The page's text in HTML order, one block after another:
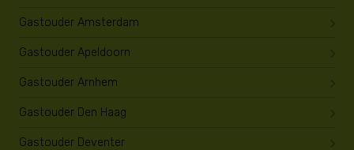
Gastouder Amsterdam
Gastouder Apeldoorn
Gastouder Arnhem
Gastouder Den Haag
Gastouder Deventer